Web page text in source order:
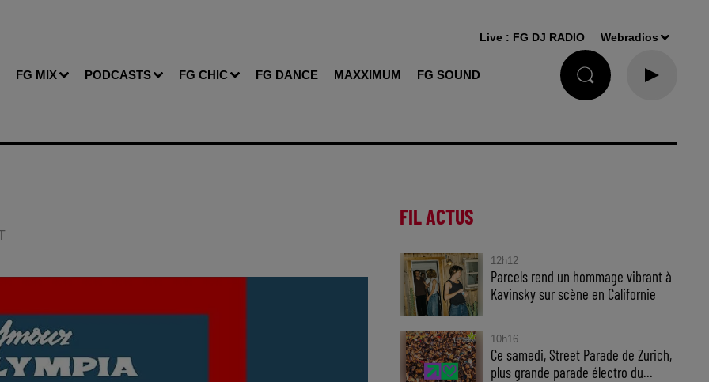
FG MIX PODCASTS FG CHIC FG DANCE MAXXIMUM FG SOUND
Live : FG DJ RADIO Webradios
FIL ACTUS
12h12
Parcels rend un hommage vibrant à
Kavinsky sur scène en Californie
10h16
Ce samedi, Street Parade de Zurich,
plus grande parade électro du...